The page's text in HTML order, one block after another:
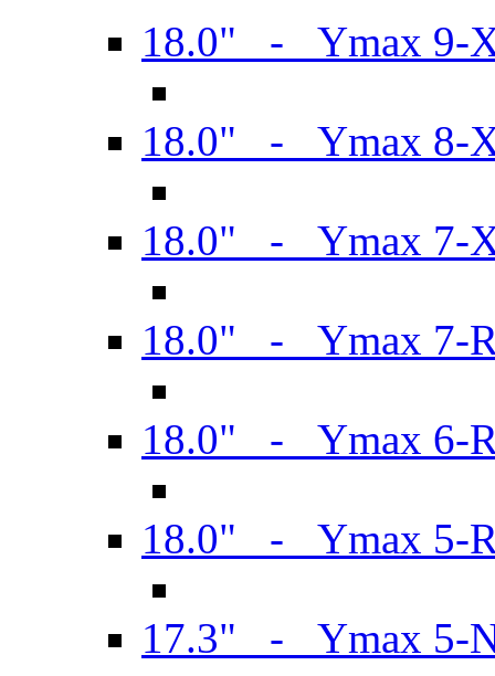
18.0" - Ymax 9-
18.0" - Ymax 8-
18.0" - Ymax 7-
18.0" - Ymax 7-
18.0" - Ymax 6-
18.0" - Ymax 5-
17.3" - Ymax 5-